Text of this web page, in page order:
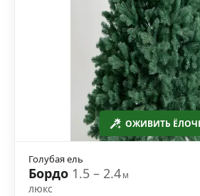
ОЖИВИТЬ
Голубая ель
Бордо 1.5 – 2.4м
люкс